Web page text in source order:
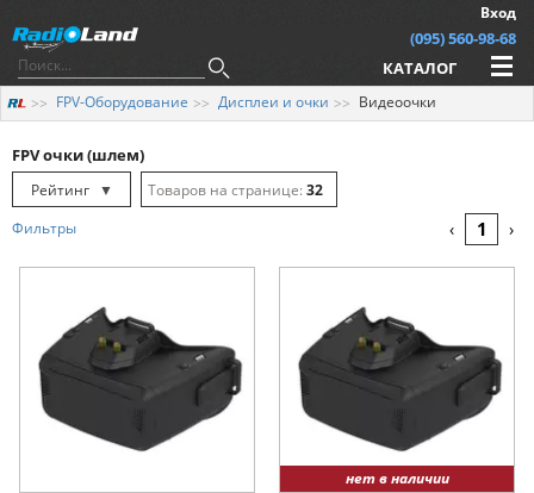
Вход
(095) 560-98-68
КАТАЛОГ
FPV-Оборудование Дисплеи и очки Видеоочки
FPV очки (шлем)
Рейтинг
▼
Рейтинг
Цена
▲
▼
32
Фильтры ‹ 1 ›
нет в наличии